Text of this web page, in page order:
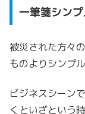
一筆箋シン
被災された方々
ものよりシンプ
ビジネスシーン
くといざという時